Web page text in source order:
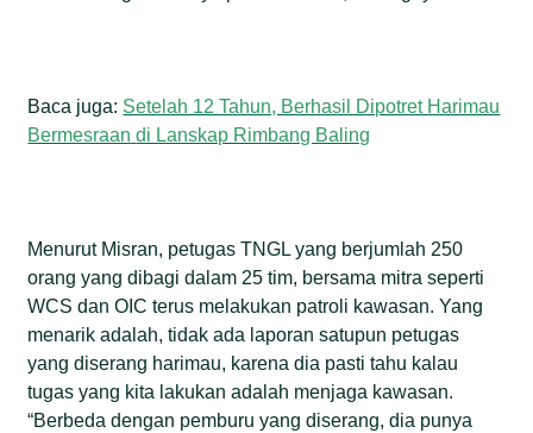
Baca juga: Setelah 12 Tahun, Berhasil Dipotret Harimau
Bermesraan di Lanskap Rimbang Baling
Menurut Misran, petugas TNGL yang berjumlah 250
orang yang dibagi dalam 25 tim, bersama mitra seperti
WCS dan OIC terus melakukan patroli kawasan. Yang
menarik adalah, tidak ada laporan satupun petugas
yang diserang harimau, karena dia pasti tahu kalau
tugas yang kita lakukan adalah menjaga kawasan.
“Berbeda dengan pemburu yang diserang, dia punya